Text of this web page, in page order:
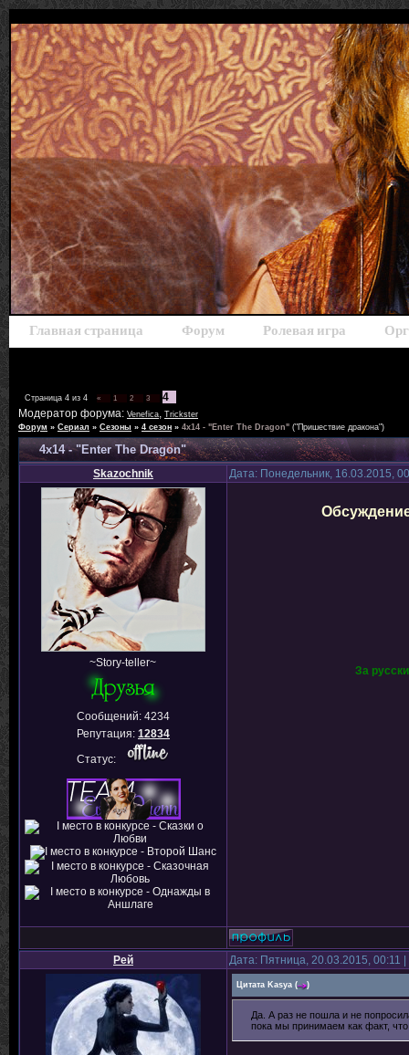
Главная страница Форум Ролевая игра
Страница 4 из 4 « 1 2 3
4
Модератор форума: Venefica, Trickster
Форум » Сериал » Сезоны » 4 сезон » 4x14 - "Enter The Dragon" ("Пришествие дракона")
4x14 - "Enter The Dragon"
Skazochnik Дата: Понедельник, 16.03.2015,
~Story-teller~
Сообщений: 4234
Репутация: 12834
Статус:
За
Рей Дата: Пятница, 20.03.2015,
Цитата Kasya ( )
Да. А раз не пошла и не
пока мы принимаем как факт,